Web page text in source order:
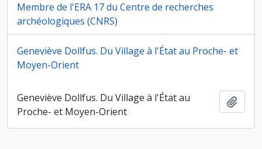
Membre de l'ERA 17 du Centre de recherches
archéologiques (CNRS)
Membre de l'ERA 17 du Centre de recherches
archéologiques (CNRS)
Geneviève Dollfus. Du Village à l'État au Proche- et
Moyen-Orient
Geneviève Dollfus. Du Village à l'État au
Proche- et Moyen-Orient